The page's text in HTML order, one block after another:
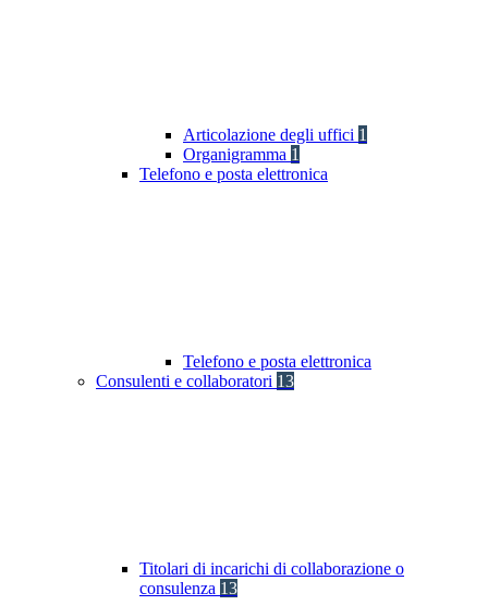
Articolazione degli uffici 1
Organigramma 1
Telefono e posta elettronica
Telefono e posta elettronica
Consulenti e collaboratori 13
Titolari di incarichi di collaborazione o
consulenza 13